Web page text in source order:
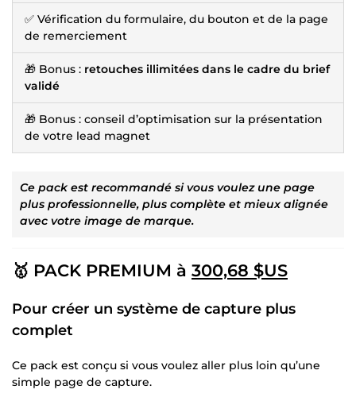
✅ Vérification du formulaire, du bouton et de la page
de remerciement
🎁 Bonus : retouches illimitées dans le cadre du brief
validé
🎁 Bonus : conseil d’optimisation sur la présentation
de votre lead magnet
Ce pack est recommandé si vous voulez une page
plus professionnelle, plus complète et mieux alignée
avec votre image de marque.
🥇 PACK PREMIUM à 300,68 $US
Pour créer un système de capture plus
complet
Ce pack est conçu si vous voulez aller plus loin qu’une
simple page de capture.